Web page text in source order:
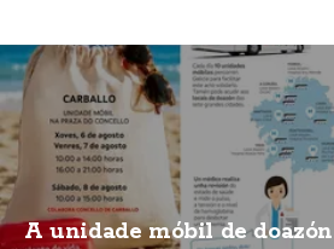
A unidade móbil de